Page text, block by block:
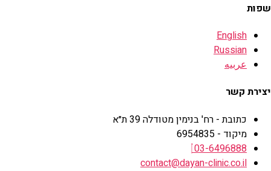
שפות
English
Russian
عربيه
יצירת קשר
כתובת - רח' בנימין מטודלה 39 ת״א
מיקוד - 6954835
03-6496888
contact@dayan-clinic.co.il